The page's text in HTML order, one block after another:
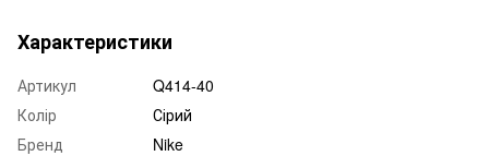
Характеристики
Артикул
Q414-40
Колір
Сірий
Бренд
Nike